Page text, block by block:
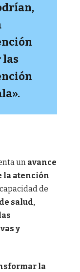
las
un avance
la atención
de
salud,
y
la